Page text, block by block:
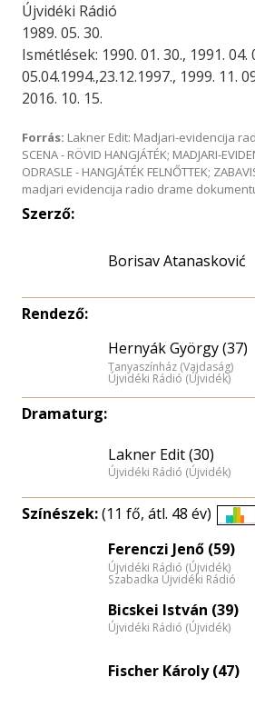
Újvidéki Rádió
1989. 05. 30.
Ismétlések: 1990. 01. 30., 1991. 04.
05.04.1994.,23.12.1997., 1999. 11.
2016. 10. 15.
Forrás: Lakner Edit: Madjari-evidencija
SCENA - RÖVID HANGJÁTÉK; MADJARI-
ODRASLE - HANGJÁTÉK FELNŐTTEK;
madjari evidencija radio drame
Szerző:
Borisav Atanasković
Rendező:
Hernyák György (37)
Tanyaszínház (Vajdaság)
Újvidéki Rádió (Újvidék)
Dramaturg:
Lakner Edit (30)
Újvidéki Rádió (Újvidék)
Színészek:(11 fő, átl. 48 év)
Ferenczi Jenő (59)
Újvidéki Rádió (Újvidék)
Szabadka Újvidéki Rádió
Bicskei István (39)
Újvidéki Rádió (Újvidék)
Fischer Károly (47)